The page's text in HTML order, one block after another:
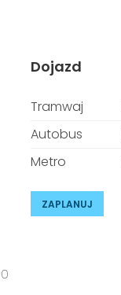
Dojazd
Tramwaj
Autobus
Metro
ZAPLANUJ